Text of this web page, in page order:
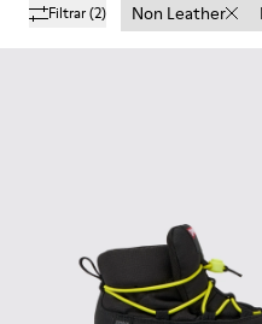
Filtrar(2) Non Leather